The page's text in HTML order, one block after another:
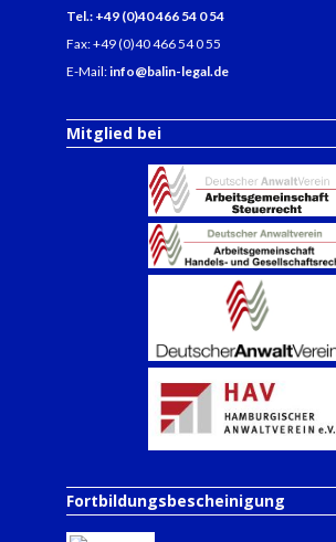
Tel.: +49 (0)40 466 54 0 54
Fax: +49 (0)40 466 54 0 55
E-Mail:info@balin-legal.de
Mitglied bei
Fortbildungsbescheinigung